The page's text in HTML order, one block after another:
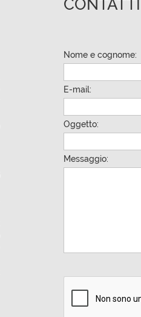
CONTATTI
Nome e cognome:
E-mail:
Oggetto:
Messaggio: